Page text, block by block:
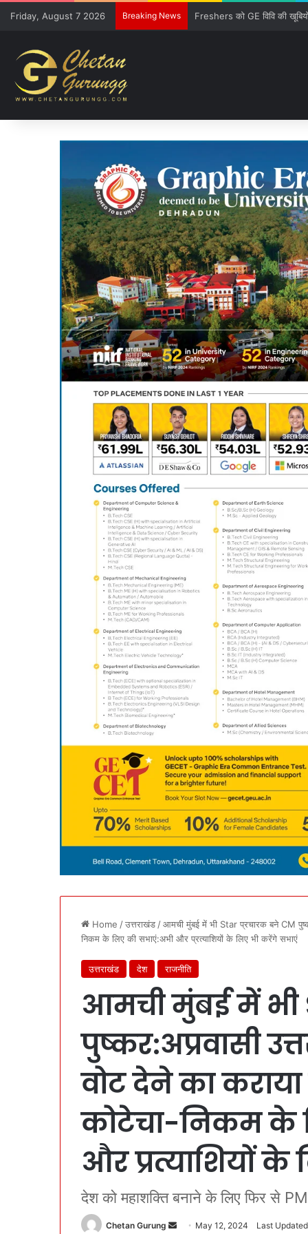
Friday, August 7 2026 Breaking News CM की गुजारिश-रेल मंत्री की
Home /उत्तराखंड /आमची मुंबई में भी Star प्रचारक बने CM
निकम के लिए की सभाएं:अभी और प्रत्याशियों के लिए भी करेंगे सभाएं
उत्तराखंड देश राजनीति
आमची मुंबई में भी
पुष्कर:अप्रवासी
वोट देने का
कोटेचा-निकम के
और प्रत्याशियों
देश को महाशक्ति बनाने के लिए फिर से
Chetan Gurung May 12, 2024 Last